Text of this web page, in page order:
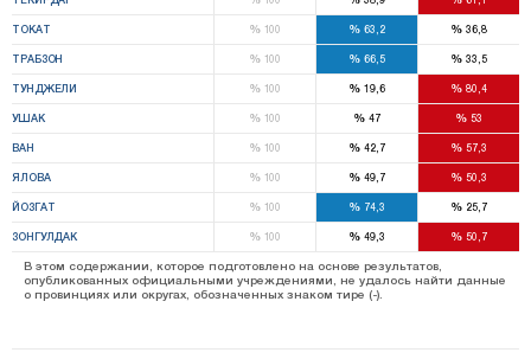
ТОКАТ %100 % 63,2 % 36,8
ТРАБЗОН %100 % 66,5 % 33,5
ТУНДЖЕЛИ %100 % 19,6 % 80,4
УШАК %100 % 47 % 53
ВАН %100 % 42,7 % 57,3
ЯЛОВА %100 % 49,7 % 50,3
ЙОЗГАТ %100 % 74,3 % 25,7
ЗОНГУЛДАК %100 % 49,3 % 50,7
В этом содержании, которое подготовлено на основе результатов,
опубликованных официальными учреждениями, не удалось найти данные
о провинциях или округах, обозначенных знаком тире (-).